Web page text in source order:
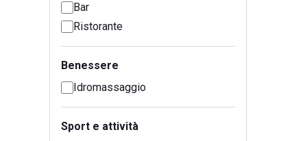
Bar
Ristorante
Benessere
Idromassaggio
Sport e attività